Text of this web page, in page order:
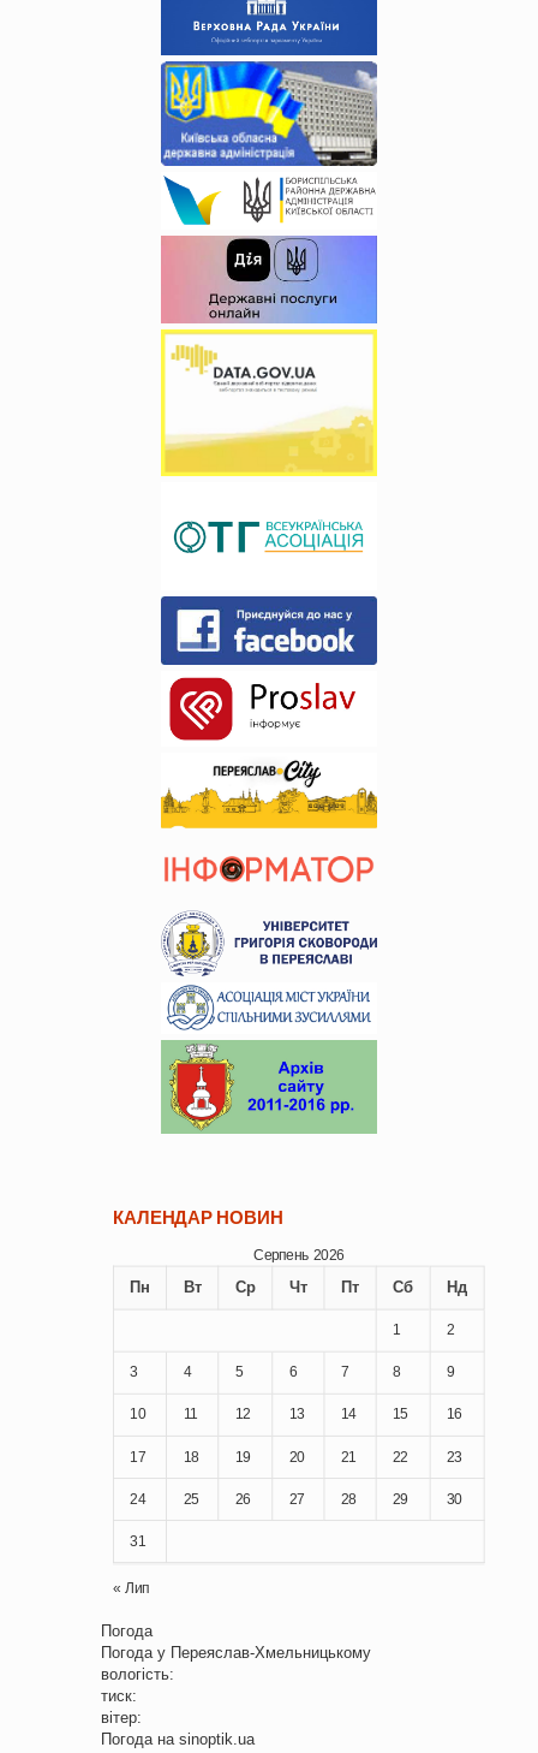
КАЛЕНДАР НОВИН
Серпень 2026
Пн Вт Ср Чт Пт Сб Нд
1 2
3 4 5 6 7 8 9
10 11 12 13 14 15 16
17 18 19 20 21 22 23
24 25 26 27 28 29 30
31
« Лип
Погода
Погода у Переяслав-Хмельницькому
вологість:
тиск:
вітер:
Погода на sinoptik.ua